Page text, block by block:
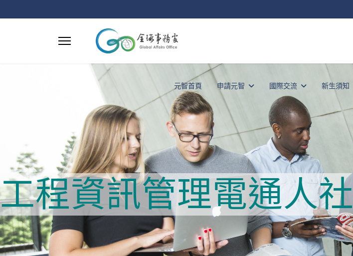
元智首頁 申請元智 國際交流 新生須知
工程資訊管理電通人社